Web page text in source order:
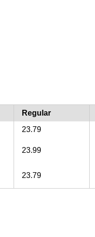
Regular
23.79
23.99
23.79